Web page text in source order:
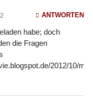
ANTWORTEN
habe; doch
die Fragen
2012/10/